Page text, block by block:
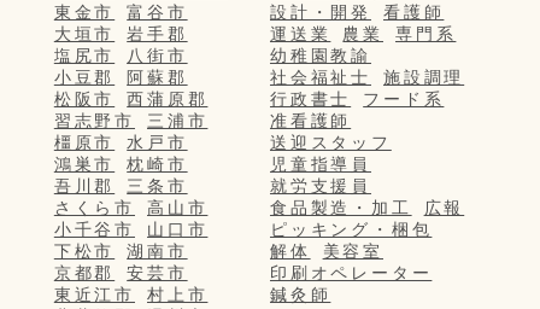
東金市
富谷市
大垣市
岩手郡
塩尻市
八街市
小豆郡
阿蘇郡
松阪市
西蒲原郡
習志野市
三浦市
橿原市
水戸市
鴻巣市
枕崎市
吾川郡
三条市
さくら市
高山市
小千谷市
山口市
下松市
湖南市
京都郡
安芸市
東近江市
村上市
設計・開発
看護師
運送業
農業
専門系
幼稚園教諭
社会福祉士
施設調理
行政書士
フード系
准看護師
送迎スタッフ
児童指導員
就労支援員
食品製造・加工
広報
ピッキング・梱包
解体
美容室
印刷オペレーター
鍼灸師